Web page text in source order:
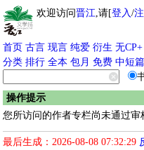
欢迎访问晋江,请[登入/
首页 古言 现言 纯爱 衍生 无CP+
分类 排行 全本 包月 免费 中短篇
操作提示
您所访问的作者专栏尚未通过
最后生成：2026-08-08 07:32:29